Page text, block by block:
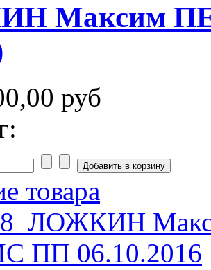
Максим
руб
товара